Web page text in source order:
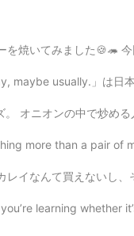
！ チョコペンでかざってみましたが、針の
本語で何という？ 東京ミッド
いも、ガーリックバッタのソース。
more than a pair of
っている。 日本の学校で働いて、毎日給食を
learning whether